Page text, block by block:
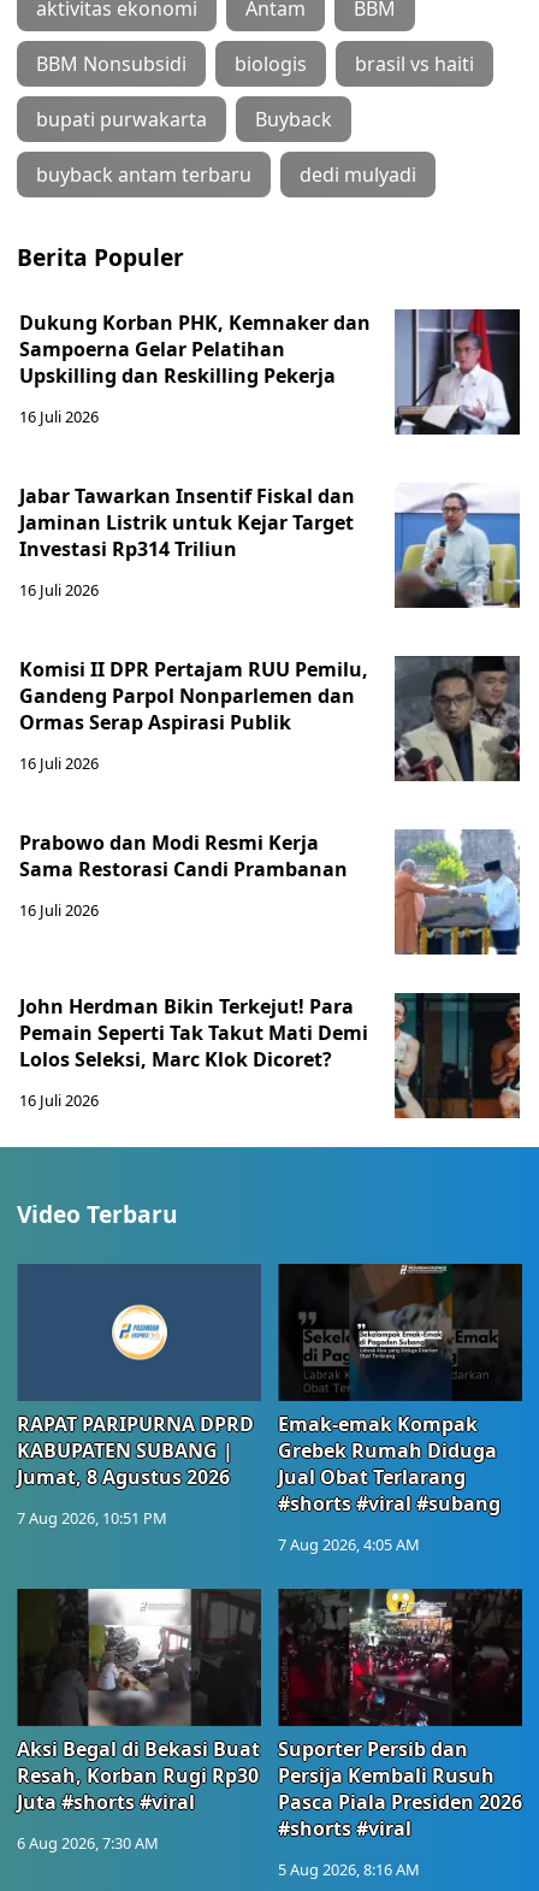
aktivitas ekonomi Antam BBM
BBM Nonsubsidi biologis brasil vs haiti
bupati purwakarta Buyback
buyback antam terbaru dedi mulyadi
Berita Populer
Dukung Korban PHK, Kemnaker dan
Sampoerna Gelar Pelatihan
Upskilling dan Reskilling Pekerja
16 Juli 2026
Jabar Tawarkan Insentif Fiskal dan
Jaminan Listrik untuk Kejar Target
Investasi Rp314 Triliun
16 Juli 2026
Komisi II DPR Pertajam RUU Pemilu,
Gandeng Parpol Nonparlemen dan
Ormas Serap Aspirasi Publik
16 Juli 2026
Prabowo dan Modi Resmi Kerja
Sama Restorasi Candi Prambanan
16 Juli 2026
John Herdman Bikin Terkejut! Para
Pemain Seperti Tak Takut Mati Demi
Lolos Seleksi, Marc Klok Dicoret?
16 Juli 2026
Video Terbaru
RAPAT PARIPURNA DPRD
KABUPATEN SUBANG |
Jumat, 8 Agustus 2026
7 Aug 2026, 10:51 PM
Emak-emak Kompak
Grebek Rumah Diduga
Jual Obat Terlarang
#shorts #viral #subang
7 Aug 2026, 4:05 AM
Aksi Begal di Bekasi Buat
Resah, Korban Rugi Rp30
Juta #shorts #viral
6 Aug 2026, 7:30 AM
Suporter Persib dan
Persija Kembali Rusuh
Pasca Piala Presiden 2026
#shorts #viral
5 Aug 2026, 8:16 AM